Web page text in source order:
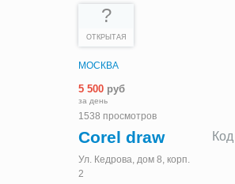
?
ОТКРЫТАЯ
МОСКВА
5 500 руб
за день
1538 просмотров
Код
Corel draw
Ул. Кедрова, дом 8, корп.
2